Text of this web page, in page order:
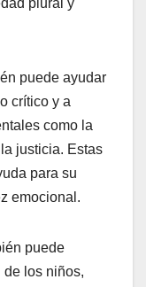
plural y
puede ayudar
crítico y a
como la
justicia. Estas
para su
emocional.
puede
los niños,